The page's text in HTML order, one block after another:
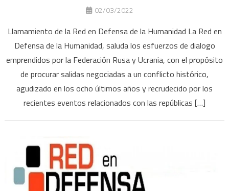
02/03/2022
Llamamiento de la Red en Defensa de la Humanidad La Red en
Defensa de la Humanidad, saluda los esfuerzos de dialogo
emprendidos por la Federación Rusa y Ucrania, con el propósito
de procurar salidas negociadas a un conflicto histórico,
agudizado en los ocho últimos años y recrudecido por los
recientes eventos relacionados con las repúblicas […]